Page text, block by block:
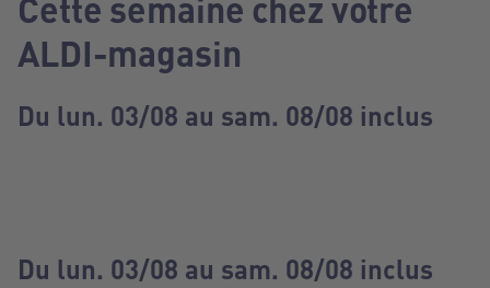
ALDI-magasin
Du lun. 03/08 au sam. 08/08 inclus
Du lun. 03/08 au sam. 08/08 inclus